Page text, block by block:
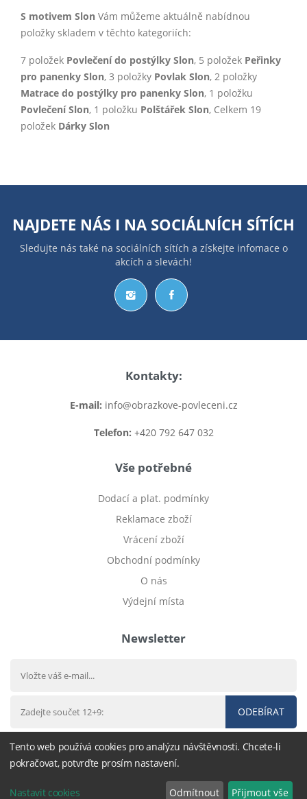
S motivem Slon Vám můžeme aktuálně nabídnou
položky skladem v těchto kategoriích:
7 položek Povlečení do postýlky Slon, 5 položek Peřinky
pro panenky Slon, 3 položky Povlak Slon, 2 položky
Matrace do postýlky pro panenky Slon, 1 položku
Povlečení Slon, 1 položku Polštářek Slon, Celkem 19
položek Dárky Slon
NAJDETE NÁS I NA SOCIÁLNÍCH SÍTÍCH
Sledujte nás také na sociálních sítích a získejte infomace o
akcích a slevách!
Kontakty:
E-mail: info@obrazkove-povleceni.cz
Telefon: +420 792 647 032
Vše potřebné
Dodací a plat. podmínky
Reklamace zboží
Vrácení zboží
Obchodní podmínky
O nás
Výdejní místa
Newsletter
ODEBÍRAT
© 2012 - 2026 Dětské povlečení - nastavení cookies
Tento web používá cookies pro analýzu návštěvnosti. Chcete-li
pokračovat, potvrďte prosím nastavení.
Nastavit cookies Odmítnout Přijmout vše